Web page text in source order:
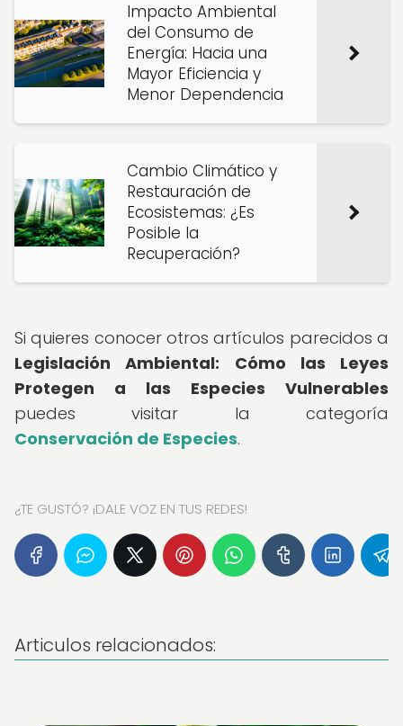
Impacto Ambiental
del Consumo de
Energía: Hacia una
Mayor Eficiencia y
Menor Dependencia
Cambio Climático y
Restauración de
Ecosistemas: ¿Es
Posible la
Recuperación?
Si quieres conocer otros artículos parecidos a
Legislación Ambiental: Cómo las Leyes
Protegen a las Especies Vulnerables
puedes visitar la categoría
Conservación de Especies.
¿TE GUSTÓ? ¡DALE VOZ EN TUS REDES!
Articulos relacionados: